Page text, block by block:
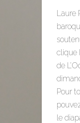
Laure
clique
de
Pour
le